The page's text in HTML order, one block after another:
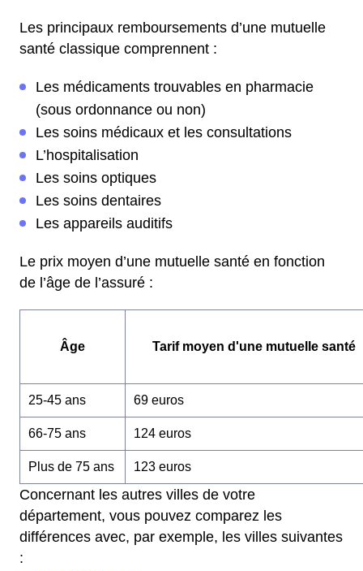
Les principaux remboursements d’une mutuelle
santé classique comprennent :
Les médicaments trouvables en pharmacie
(sous ordonnance ou non)
Les soins médicaux et les consultations
L’hospitalisation
Les soins optiques
Les soins dentaires
Les appareils auditifs
Le prix moyen d’une mutuelle santé en fonction
de l’âge de l’assuré :
Âge Tarif moyen d'une mutuelle santé
25-45 ans 69 euros
66-75 ans 124 euros
Plus de 75 ans 123 euros
Concernant les autres villes de votre
département, vous pouvez comparez les
différences avec, par exemple, les villes suivantes
: